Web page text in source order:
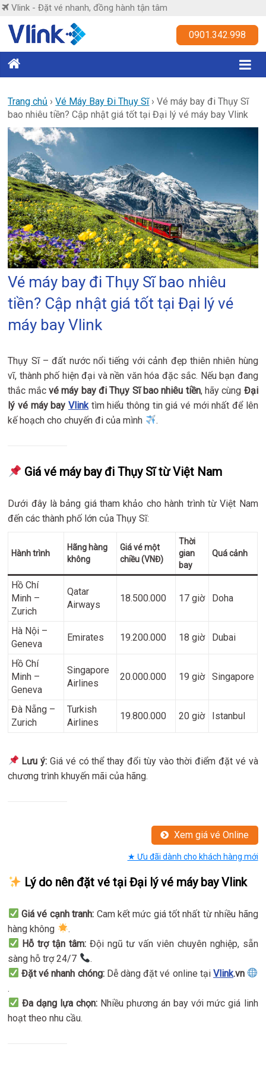
Skip
content
Vlink - Đặt vé nhanh, đồng hành tận tâm
Vlink
nhanh,
đồng
hành
tâm
0901.342.998
Trang chủ ›Vé Máy Bay Đi Thụy Sĩ›Vé máy bay đi Thụy Sĩ
bao nhiêu tiền? Cập nhật giá tốt tại Đại lý vé máy bay Vlink
Vé máy bay đi Thụy Sĩ bao nhiêu
tiền? Cập nhật giá tốt tại Đại lý vé
máy bay Vlink
Thụy Sĩ – đất nước nổi tiếng với cảnh đẹp thiên nhiên hùng
vĩ, thành phố hiện đại và nền văn hóa đặc sắc. Nếu bạn đang
thắc mắcvé máy bay đi Thụy Sĩ bao nhiêu tiền, hãy cùng Đại
lý vé máy bayVlinktìm hiểu thông tin giá vé mới nhất để lên
kế hoạch cho chuyến đi của mình
.
Giá vé máy bay đi Thụy Sĩ từ Việt Nam
Dưới đây là bảng giá tham khảo cho hành trình từ Việt Nam
đến các thành phố lớn của Thụy Sĩ:
Hành trình
Hãng hàng
không
Giá vé một
chiều (VNĐ)
Thời
gian
bay
Quá cảnh
Hồ Chí
Minh –
Zurich
Qatar
Airways
18.500.000 17 giờ Doha
Hà Nội –
Geneva
Emirates 19.200.000 18 giờ Dubai
Hồ Chí
Minh –
Geneva
Singapore
Airlines
20.000.000 19 giờ Singapore
Đà Nẵng –
Zurich
Turkish
Airlines
19.800.000 20 giờ Istanbul
Lưu ý: Giá vé có thể thay đổi tùy vào thời điểm đặt vé và
chương trình khuyến mãi của hãng.
Xem giá vé Online
★ Ưu đãi dành cho khách hàng mới
Lý do nên đặt vé tại Đại lý vé máy bay Vlink
Giá vé cạnh tranh: Cam kết mức giá tốt nhất từ nhiều hãng
hàng không
.
Hỗ trợ tận tâm:Đội ngũ tư vấn viên chuyên nghiệp, sẵn
sàng hỗ trợ 24/7
.
Đặt vé nhanh chóng:Dễ dàng đặt vé online tạiVlink.vn
.
Đa dạng lựa chọn:Nhiều phương án bay với mức giá linh
hoạt theo nhu cầu.